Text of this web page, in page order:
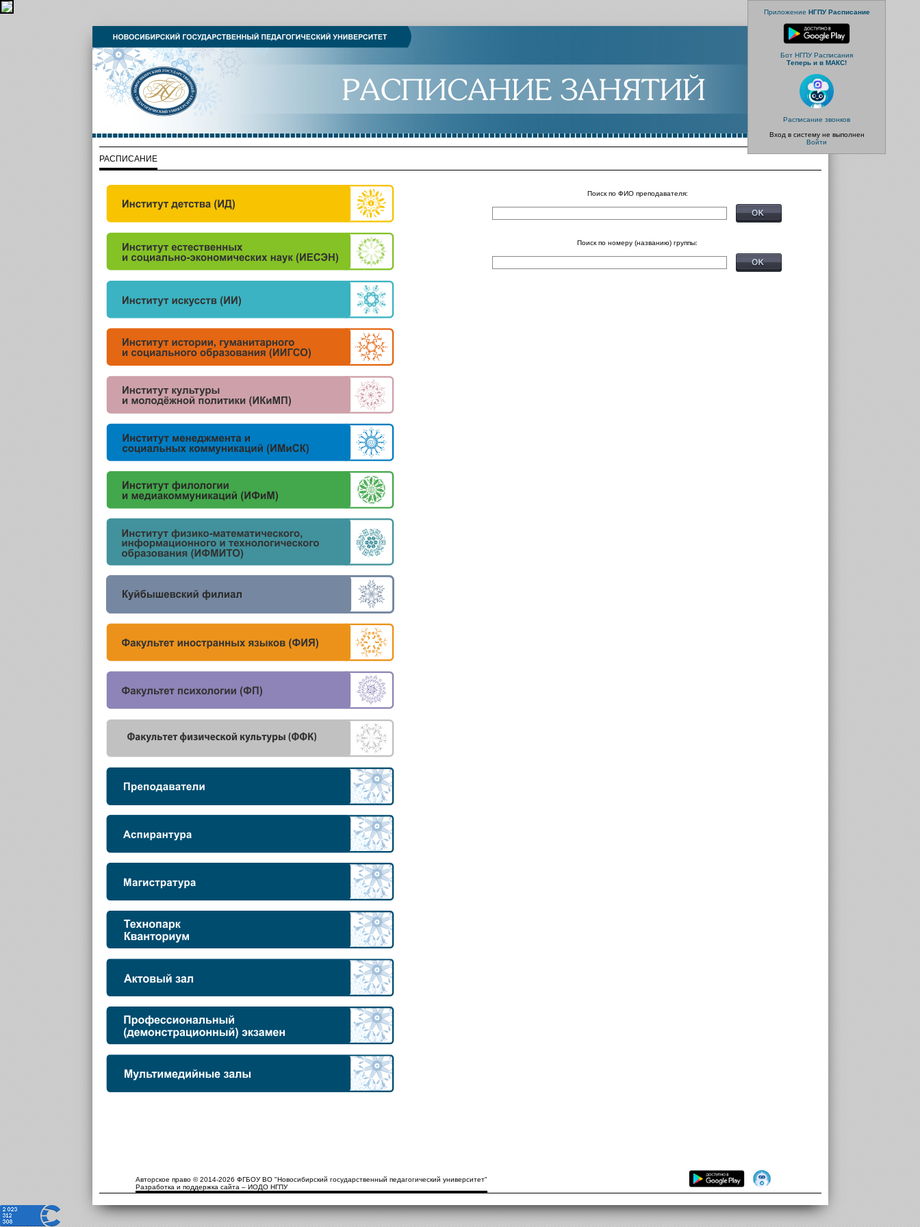
Приложение НГПУ Расписание
Бот НГПУ Расписания
Теперь и в МАКС!
Расписание звонков
Вход в систему не выполнен
Войти
РАСПИСАНИЕ
Поиск по ФИО преподавателя:
Поиск по номеру (названию) группы:
Авторское право © 2014-2026 ФГБОУ ВО "Новосибирский государственный педагогический университет"
Разработка и поддержка сайта – ИОДО НГПУ